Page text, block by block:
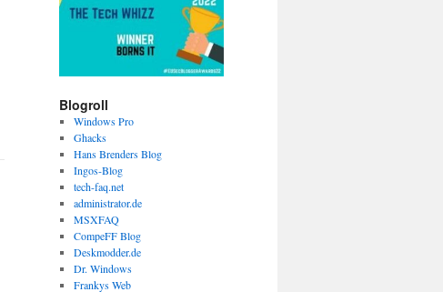
Blogroll
Windows Pro
Ghacks
Hans Brenders Blog
Ingos-Blog
tech-faq.net
administrator.de
MSXFAQ
CompeFF Blog
Deskmodder.de
Dr. Windows
Frankys Web